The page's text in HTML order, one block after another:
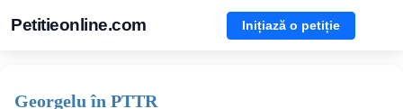
Petitieonline.com Inițiază o petiție
Georgelu în PTTR